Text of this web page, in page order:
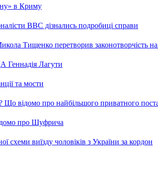
в Криму
ВВС дізнались подробиці справи
Тищенко перетворив законотворчість на
Геннадія Лагути
та мости
відомо про найбільшого приватного
про Шуфрича
схеми виїзду чоловіків з України за кордон